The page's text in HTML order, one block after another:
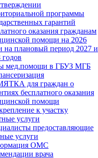
программы
гарантий
оказания гражданам
помощи на 2026
на плановый период 2027 и
годов
мед.помощи в ГБУЗ МГБ
для граждан о
бесплатного оказания
помощи
к участку
услуги
предоставляющие
услуги
ОМС
врача